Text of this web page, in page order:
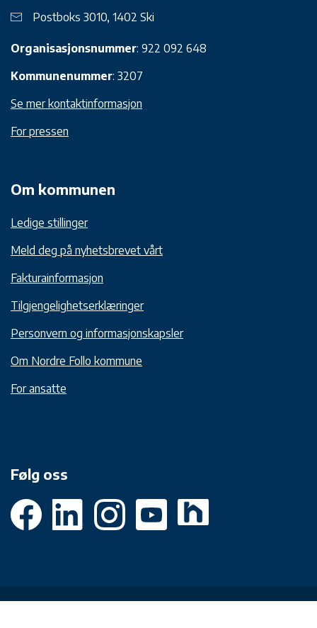
Postboks 3010, 1402 Ski
Organisasjonsnummer: 922 092 648
Kommunenummer: 3207
Se mer kontaktinformasjon
For pressen
Om kommunen
Ledige stillinger
Meld deg på nyhetsbrevet vårt
Fakturainformasjon
Tilgjengelighetserklæringer
Personvern og informasjonskapsler
Om Nordre Follo kommune
For ansatte
Følg oss